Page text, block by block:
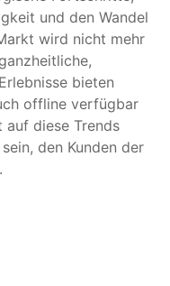
und den Wandel
wird nicht mehr
bieten
offline verfügbar
auf diese Trends
den Kunden der